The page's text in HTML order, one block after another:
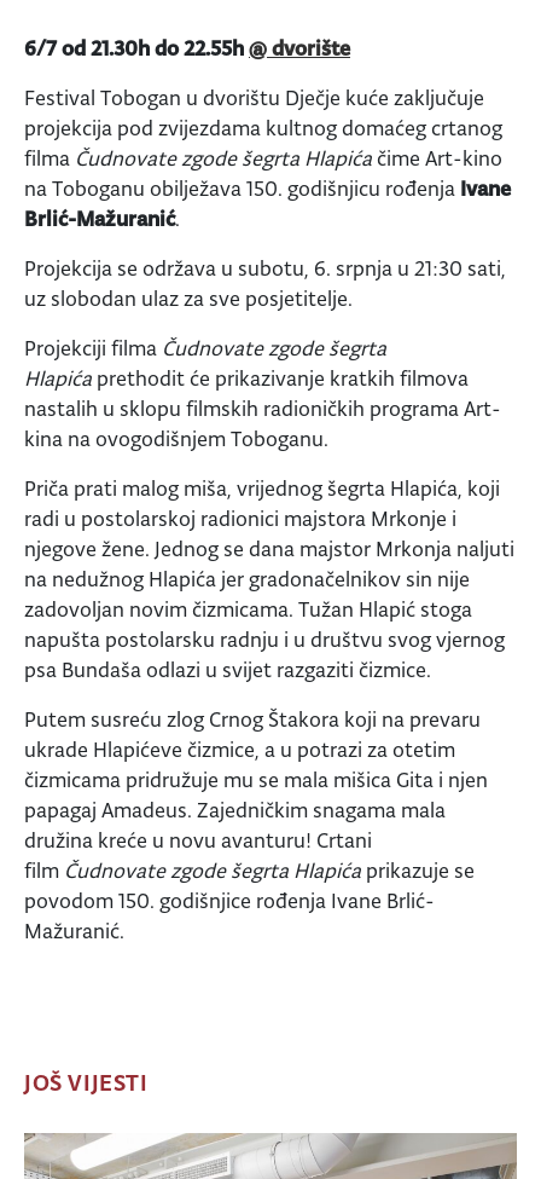
6/7 od 21.30h do 22.55h@ dvorište
Festival Tobogan u dvorištu Dječje kuće zaključuje
projekcija pod zvijezdama kultnog domaćeg crtanog
filma Čudnovate zgode šegrta Hlapićačime Art-kino
na Toboganu obilježava 150. godišnjicu rođenja Ivane
Brlić-Mažuranić.
Projekcija se održava u subotu, 6. srpnja u 21:30 sati,
uz slobodan ulaz za sve posjetitelje.
Projekciji filma Čudnovate zgode šegrta
Hlapića prethodit će prikazivanje kratkih filmova
nastalih u sklopu filmskih radioničkih programa Art-
kina na ovogodišnjem Toboganu.
Priča prati malog miša, vrijednog šegrta Hlapića, koji
radi u postolarskoj radionici majstora Mrkonje i
njegove žene. Jednog se dana majstor Mrkonja naljuti
na nedužnog Hlapića jer gradonačelnikov sin nije
zadovoljan novim čizmicama. Tužan Hlapić stoga
napušta postolarsku radnju i u društvu svog vjernog
psa Bundaša odlazi u svijet razgaziti čizmice.
Putem susreću zlog Crnog Štakora koji na prevaru
ukrade Hlapićeve čizmice, a u potrazi za otetim
čizmicama pridružuje mu se mala mišica Gita i njen
papagaj Amadeus. Zajedničkim snagama mala
družina kreće u novu avanturu! Crtani
film Čudnovate zgode šegrta Hlapića prikazuje se
povodom 150. godišnjice rođenja Ivane Brlić-
Mažuranić.
JOŠ VIJESTI